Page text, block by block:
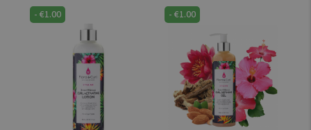
&
Shampoo
300ML
aantal
Rose
&
Leave-
in
Detangler
10oz/300ml
aantal
-€1.00 -€1.00